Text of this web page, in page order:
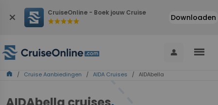
close CruiseOnline - Boek jouw Cruise
starstarstarstarstar Downloaden
person menu
home / Cruise Aanbiedingen / AIDA Cruises / AIDAbella